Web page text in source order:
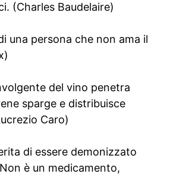
(Charles Baudelaire)
una persona che non ama il
del vino penetra
sparge e distribuisce
Caro)
di essere demonizzato
è un medicamento,